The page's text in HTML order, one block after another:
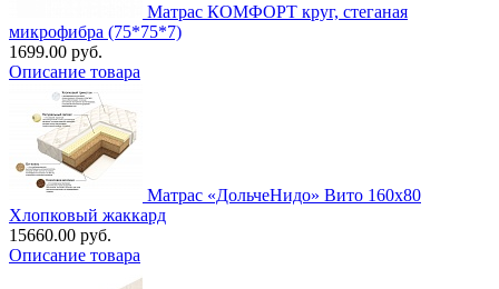
Матрас КОМФОРТ круг, стеганая
микрофибра (75*75*7)
1699.00 руб.
Описание товара
Матрас «ДольчеНидо» Вито 160х80
Хлопковый жаккард
15660.00 руб.
Описание товара